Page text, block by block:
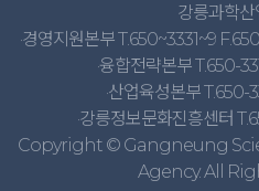
강릉과학
·경영지원본부 T.650~3331~9
·융합전략본부 T.650-
·산업육성본부
·강릉정보문화진흥센터
Copyright © Gangneung
Agency. All